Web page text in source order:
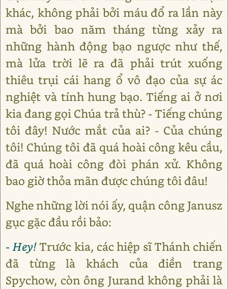
khác, không phải bởi máu đổ ra lần này
mà bởi bao năm tháng từng xảy ra
những hành động bạo ngược như thế,
mà lửa trời lẽ ra đã phải trút xuống
thiêu trụi cái hang ổ vô đạo của sự ác
nghiệt và tính hung bạo. Tiếng ai ở nơi
kia đang gọi Chúa trả thù? - Tiếng chúng
tôi đây! Nước mắt của ai? - Của chúng
tôi! Chúng tôi đã quá hoài công kêu cầu,
đã quá hoài công đòi phán xử. Không
bao giờ thỏa mãn được chúng tôi đâu!
Nghe những lời nói ấy, quận công Janusz
gục gặc đầu rồi bảo:
- Hey!Trước kia, các hiệp sĩ Thánh chiến
đã từng là khách của điền trang
Spychow, còn ông Jurand không phải là